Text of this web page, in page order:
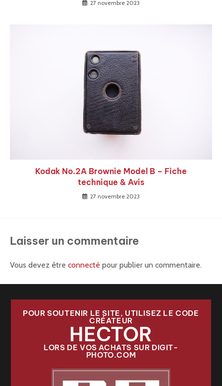
27 novembre 2023
Kodak No.2A Brownie Model B – Fiche
technique & Avis
27 novembre 2023
Laisser un commentaire
Vous devez être connecté pour publier un commentaire.
POUR SOUTENIR LE SITE, UTILISEZ LE CODE
CRÉATEUR
HECTOR
LORS DE VOS ACHATS SUR DIGIT-
PHOTO.COM